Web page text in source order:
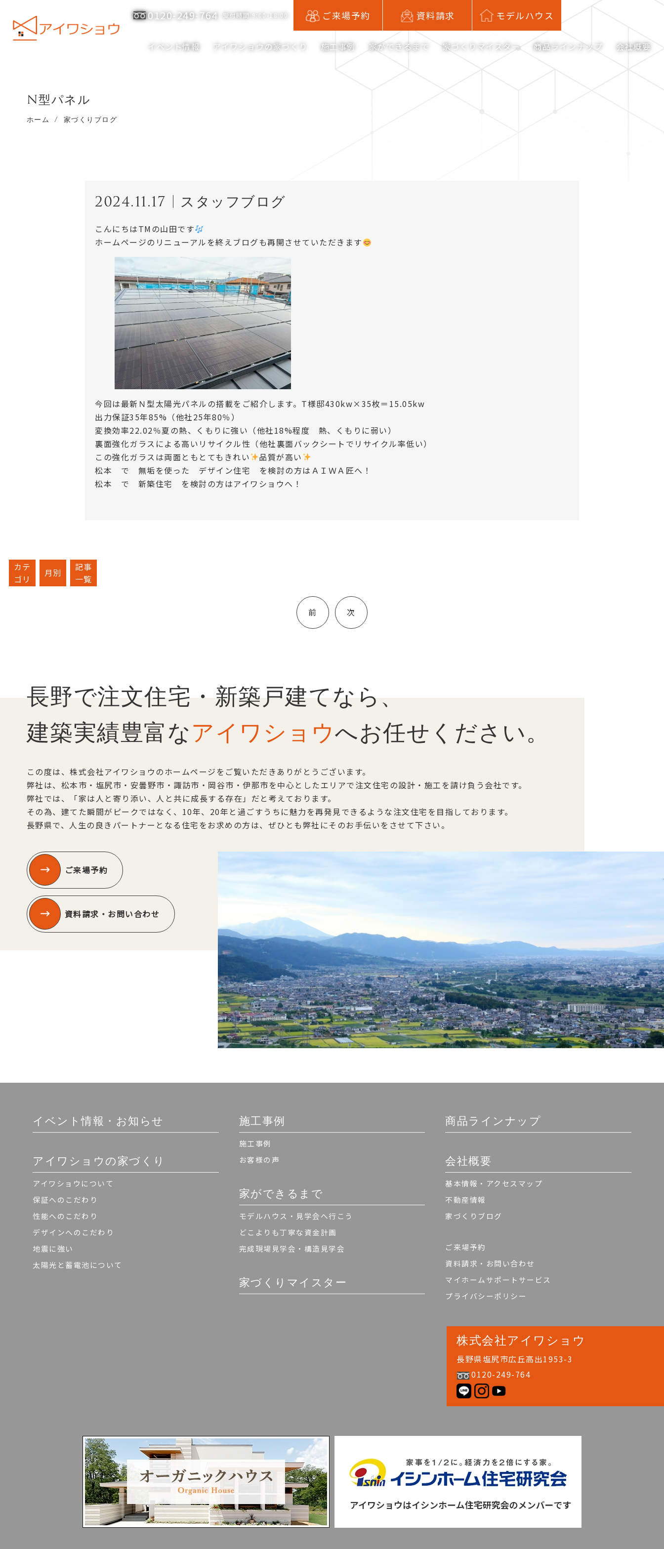
0120-249-764 受付時間 9:00-18:00 ご来場予約 資料請求 モデルハウス
イベント情報 アイワショウの家づくり 施工事例 家ができるまで 家づくりマイスター 商品ラインナップ 会社概要
N型パネル
ホーム / 家づくりブログ
2024.11.17 スタッフブログ
こんにちはTMの山田です
ホームページのリニューアルを終えブログも再開させていただきます
今回は最新Ｎ型太陽光パネルの搭載をご紹介します。T様邸430kw×35枚＝15.05kw
出力保証35年85%（他社25年80％）
変換効率22.02％夏の熱、くもりに強い（他社18%程度 熱、くもりに弱い）
裏面強化ガラスによる高いリサイクル性（他社裏面バックシートでリサイクル率低い）
この強化ガラスは両面ともとてもきれい
品質が高い
松本 で 無垢を使った デザイン住宅 を検討の方はＡＩＷＡ匠へ！
松本 で 新築住宅 を検討の方はアイワショウへ！
カテ
ゴリ
月別
記事
一覧
稿
ナ
ン
前 次
長野で注文住宅・新築戸建てなら、
建築実績豊富なアイワショウへお任せください。
この度は、株式会社アイワショウのホームページをご覧いただきありがとうございます。
弊社は、松本市・塩尻市・安曇野市・諏訪市・岡谷市・伊那市を中心としたエリアで注文住宅の設計・施工を請け負う会社です。
弊社では、「家は人と寄り添い、人と共に成長する存在」だと考えております。
その為、建てた瞬間がピークではなく、10年、20年と過ごすうちに魅力を再発見できるような注文住宅を目指しております。
長野県で、人生の良きパートナーとなる住宅をお求めの方は、ぜひとも弊社にそのお手伝いをさせて下さい。
ご来場予約
資料請求・お問い合わせ
イベント情報・お知らせ
アイワショウの家づくり
アイワショウについて
保証へのこだわり
性能へのこだわり
デザインへのこだわり
地震に強い
太陽光と蓄電池について
施工事例
施工事例
お客様の声
家ができるまで
モデルハウス・見学会へ行こう
どこよりも丁寧な資金計画
完成現場見学会・構造見学会
家づくりマイスター
商品ラインナップ
会社概要
基本情報・アクセスマップ
不動産情報
家づくりブログ
ご来場予約
資料請求・お問い合わせ
マイホームサポートサービス
プライバシーポリシー
株式会社アイワショウ
長野県塩尻市広丘高出1953-3
0120-249-764